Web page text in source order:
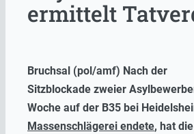
ermittelt
Bruchsal (pol/amf) Nach der
Sitzblockade zweier
Woche auf der B35 bei
Massenschlägerei endete, hat